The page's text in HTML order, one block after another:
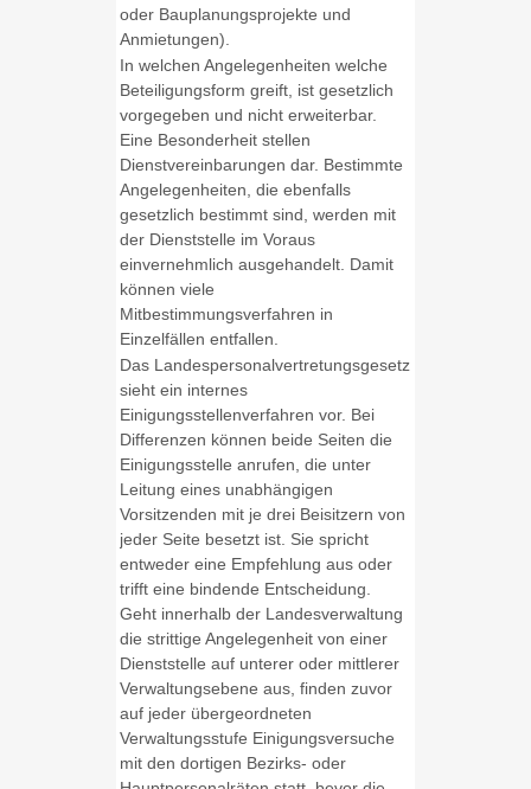
oder Bauplanungsprojekte und
Anmietungen).
In welchen Angelegenheiten welche
Beteiligungsform greift, ist gesetzlich
vorgegeben und nicht erweiterbar.
Eine Besonderheit stellen
Dienstvereinbarungen dar. Bestimmte
Angelegenheiten, die ebenfalls
gesetzlich bestimmt sind, werden mit
der Dienststelle im Voraus
einvernehmlich ausgehandelt. Damit
können viele
Mitbestimmungsverfahren in
Einzelfällen entfallen.
Das Landespersonalvertretungsgesetz
sieht ein internes
Einigungsstellenverfahren vor. Bei
Differenzen können beide Seiten die
Einigungsstelle anrufen, die unter
Leitung eines unabhängigen
Vorsitzenden mit je drei Beisitzern von
jeder Seite besetzt ist. Sie spricht
entweder eine Empfehlung aus oder
trifft eine bindende Entscheidung.
Geht innerhalb der Landesverwaltung
die strittige Angelegenheit von einer
Dienststelle auf unterer oder mittlerer
Verwaltungsebene aus, finden zuvor
auf jeder übergeordneten
Verwaltungsstufe Einigungsversuche
mit den dortigen Bezirks- oder